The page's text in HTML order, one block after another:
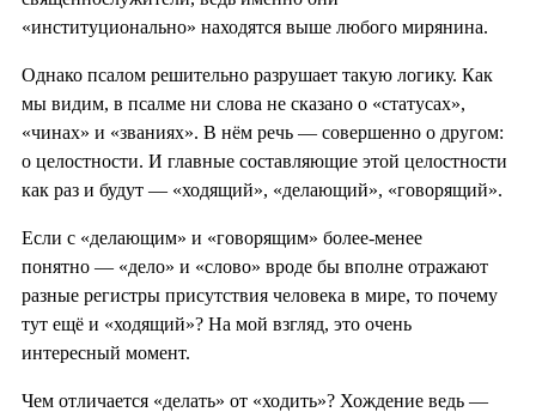
«институционально» находятся выше любого мирянина.
Однако псалом решительно разрушает такую логику. Как
мы видим, в псалме ни слова не сказано о «статусах»,
«чинах» и «званиях». В нём речь — совершенно о другом:
о целостности. И главные составляющие этой целостности
как раз и будут — «ходящий», «делающий», «говорящий».
Если с «делающим» и «говорящим» более-менее
понятно — «дело» и «слово» вроде бы вполне отражают
разные регистры присутствия человека в мире, то почему
тут ещё и «ходящий»? На мой взгляд, это очень
интересный момент.
Чем отличается «делать» от «ходить»? Хождение ведь —